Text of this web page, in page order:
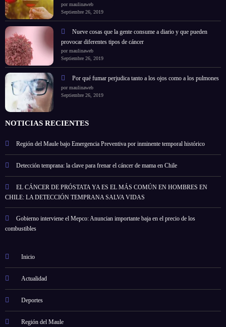
por maulinaweb
Septiembre 26, 2019
Nueve cosas que la gente consume a diario y que pueden
provocar diferentes tipos de cáncer
por maulinaweb
Septiembre 26, 2019
Por qué fumar perjudica tanto a los ojos como a los pulmones
por maulinaweb
Septiembre 26, 2019
NOTICIAS RECIENTES
Región del Maule bajo Emergencia Preventiva por inminente temporal histórico
Detección temprana: la clave para frenar el cáncer de mama en Chile
EL CÁNCER DE PRÓSTATA YA ES EL MÁS COMÚN EN HOMBRES EN
CHILE: LA DETECCIÓN TEMPRANA SALVA VIDAS
Gobierno interviene el Mepco: Anuncian importante baja en el precio de los
combustibles
Inicio
Actualidad
Deportes
Región del Maule